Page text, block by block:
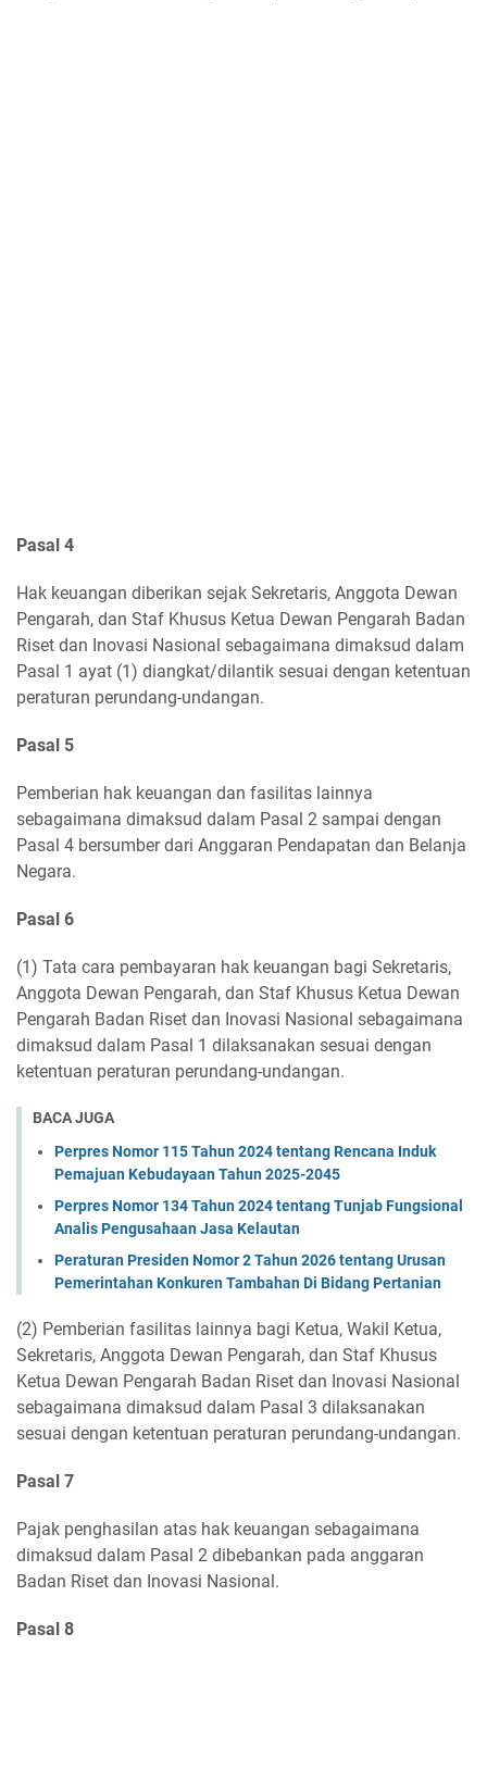
Pasal 4
Hak keuangan diberikan sejak Sekretaris, Anggota Dewan
Pengarah, dan Staf Khusus Ketua Dewan Pengarah Badan
Riset dan Inovasi Nasional sebagaimana dimaksud dalam
Pasal 1 ayat (1) diangkat/dilantik sesuai dengan ketentuan
peraturan perundang-undangan.
Pasal 5
Pemberian hak keuangan dan fasilitas lainnya
sebagaimana dimaksud dalam Pasal 2 sampai dengan
Pasal 4 bersumber dari Anggaran Pendapatan dan Belanja
Negara.
Pasal 6
(1) Tata cara pembayaran hak keuangan bagi Sekretaris,
Anggota Dewan Pengarah, dan Staf Khusus Ketua Dewan
Pengarah Badan Riset dan Inovasi Nasional sebagaimana
dimaksud dalam Pasal 1 dilaksanakan sesuai dengan
ketentuan peraturan perundang-undangan.
BACA JUGA
Perpres Nomor 115 Tahun 2024 tentang Rencana Induk
Pemajuan Kebudayaan Tahun 2025-2045
Perpres Nomor 134 Tahun 2024 tentang Tunjab Fungsional
Analis Pengusahaan Jasa Kelautan
Peraturan Presiden Nomor 2 Tahun 2026 tentang Urusan
Pemerintahan Konkuren Tambahan Di Bidang Pertanian
(2) Pemberian fasilitas lainnya bagi Ketua, Wakil Ketua,
Sekretaris, Anggota Dewan Pengarah, dan Staf Khusus
Ketua Dewan Pengarah Badan Riset dan Inovasi Nasional
sebagaimana dimaksud dalam Pasal 3 dilaksanakan
sesuai dengan ketentuan peraturan perundang-undangan.
Pasal 7
Pajak penghasilan atas hak keuangan sebagaimana
dimaksud dalam Pasal 2 dibebankan pada anggaran
Badan Riset dan Inovasi Nasional.
Pasal 8